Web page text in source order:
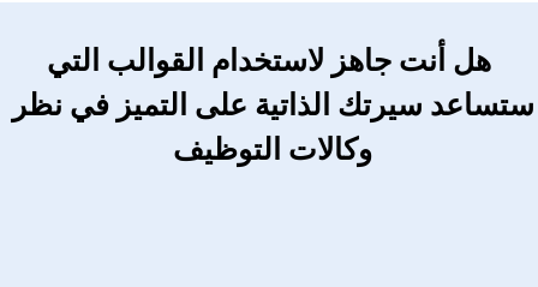
هل أنت جاهز لاستخدام القوالب التي
ستساعد سيرتك الذاتية على التميز في نظر
وكالات التوظيف